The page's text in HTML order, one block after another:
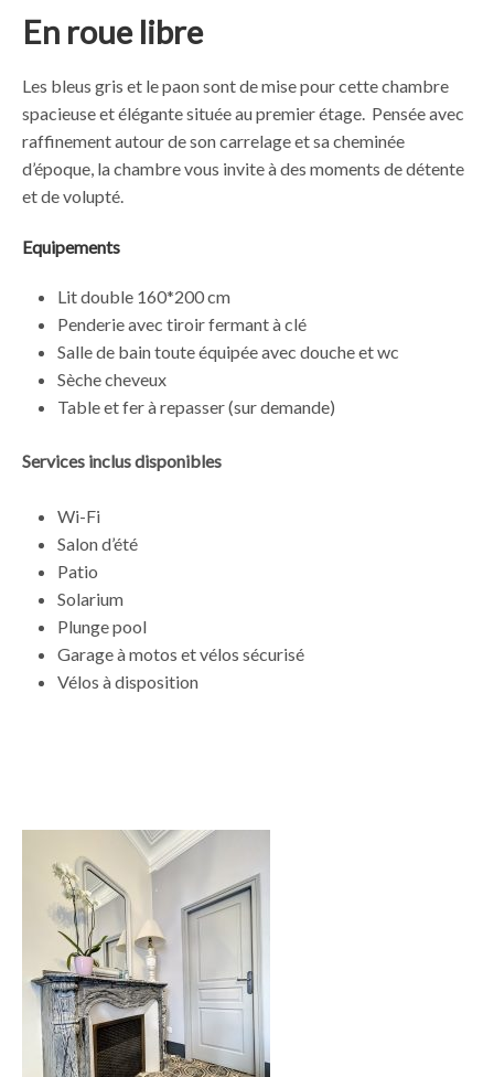
En roue libre
Les bleus gris et le paon sont de mise pour cette chambre
spacieuse et élégante située au premier étage. Pensée avec
raffinement autour de son carrelage et sa cheminée
d’époque, la chambre vous invite à des moments de détente
et de volupté.
Equipements
Lit double 160*200 cm
Penderie avec tiroir fermant à clé
Salle de bain toute équipée avec douche et wc
Sèche cheveux
Table et fer à repasser (sur demande)
Services inclus disponibles
Wi-Fi
Salon d’été
Patio
Solarium
Plunge pool
Garage à motos et vélos sécurisé
Vélos à disposition